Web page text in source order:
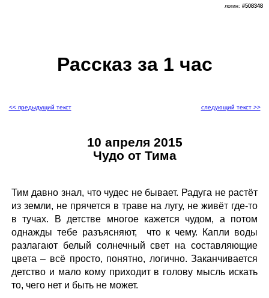
Рассказ за 1 час
логин: #508348
<< предыдущий текст следующий текст >>
10 апреля 2015
Чудо от Тима
Тим давно знал, что чудес не бывает. Радуга не растёт
из земли, не прячется в траве на лугу, не живёт где-то
в тучах. В детстве многое кажется чудом, а потом
однажды тебе разъясняют, что к чему. Капли воды
разлагают белый солнечный свет на составляющие
цвета – всё просто, понятно, логично. Заканчивается
детство и мало кому приходит в голову мысль искать
то, чего нет и быть не может.